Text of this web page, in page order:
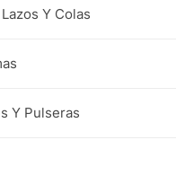
Y Colas
Y Pulseras